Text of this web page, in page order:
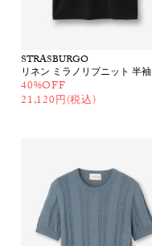
STRASBURGO
リネン ミラノリブニット 半袖
40%OFF
21,120円(税込)